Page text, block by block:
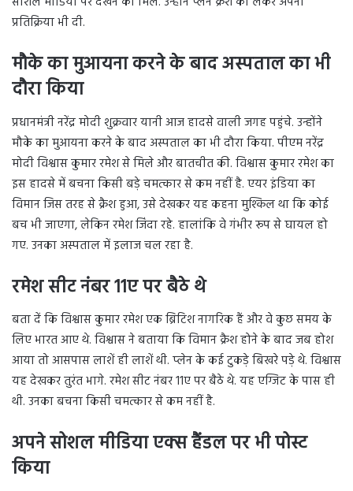
प्रतिक्रिया भी दी.
मौके का मुआयना करने के बाद अस्पताल का भी
दौरा किया
प्रधानमंत्री नरेंद्र मोदी शुक्रवार यानी आज हादसे वाली जगह पहुंचे. उन्होंने
मौके का मुआयना करने के बाद अस्पताल का भी दौरा किया. पीएम नरेंद्र
मोदी विश्वास कुमार रमेश से मिले और बातचीत की. विश्वास कुमार रमेश का
इस हादसे में बचना किसी बड़े चमत्कार से कम नहीं है. एयर इंडिया का
विमान जिस तरह से क्रैश हुआ, उसे देखकर यह कहना मुश्किल था कि कोई
बच भी जाएगा, लेकिन रमेश जिंदा रहे. हालांकि वे गंभीर रूप से घायल हो
गए. उनका अस्पताल में इलाज चल रहा है.
रमेश सीट नंबर 11ए पर बैठे थे
बता दें कि विश्वास कुमार रमेश एक ब्रिटिश नागरिक हैं और वे कुछ समय के
लिए भारत आए थे. विश्वास ने बताया कि विमान क्रैश होने के बाद जब होश
आया तो आसपास लाशें ही लाशें थी. प्लेन के कई टुकड़े बिखरे पड़े थे. विश्वास
यह देखकर तुरंत भागे. रमेश सीट नंबर 11ए पर बैठे थे. यह एग्जिट के पास ही
थी. उनका बचना किसी चमत्कार से कम नहीं है.
अपने सोशल मीडिया एक्स हैंडल पर भी पोस्ट
किया